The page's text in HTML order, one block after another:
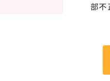
部不